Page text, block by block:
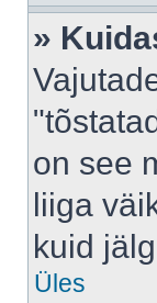
»
on see
liiga
kuid
Üles